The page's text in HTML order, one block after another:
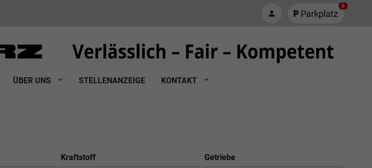
Parkplatz
0
ÜBER UNS STELLENANZEIGE KONTAKT
Kraftstoff Getriebe